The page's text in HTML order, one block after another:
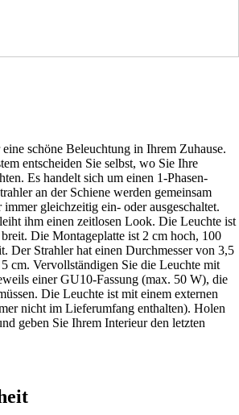
schöne Beleuchtung in Ihrem Zuhause.
entscheiden Sie selbst, wo Sie Ihre
Es handelt sich um einen 1-Phasen-
an der Schiene werden gemeinsam
immer gleichzeitig ein- oder ausgeschaltet.
ihm einen zeitlosen Look. Die Leuchte ist
Die Montageplatte ist 2 cm hoch, 100
Der Strahler hat einen Durchmesser von 3,5
cm. Vervollständigen Sie die Leuchte mit
einer GU10-Fassung (max. 50 W), die
Die Leuchte ist mit einem externen
nicht im Lieferumfang enthalten). Holen
geben Sie Ihrem Interieur den letzten